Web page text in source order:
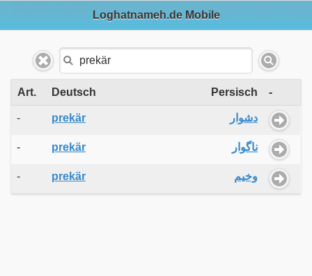
Loghatnameh.de Mobile
Art. Deutsch Persisch -
- prekär دشوار
- prekär ناگوار
- prekär وخیم